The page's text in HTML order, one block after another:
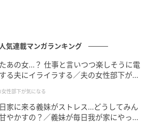
登下校するから危険なこともある。
いるつもりでも、特定されてしまう
う声もありました。思いがけないと
てしまうケースもあるようです。
分からないので、背景には特に気を
人気連載マンガランキング
あの女…？ 仕事と言いつつ楽しそうに電
る夫にイライラする／夫の女性部下が気
女性部下が気になる
家に来る義妹がストレス…どうしてみん
やかすの？／義妹が毎日我が家にやって